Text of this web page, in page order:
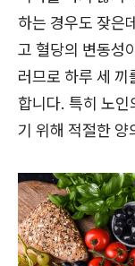
하는 경우도 잦은
고 혈당의 변동성
러므로 하루 세
합니다. 특히 노
기 위해 적절한 양